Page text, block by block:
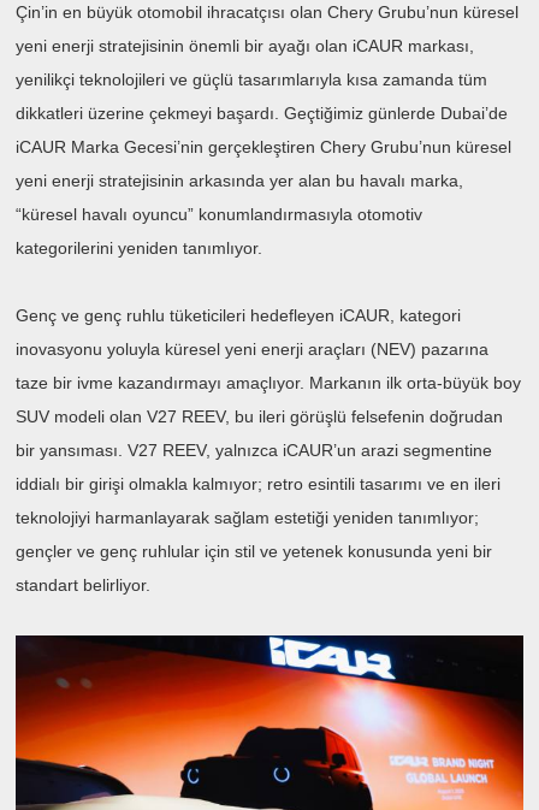
Çin’in en büyük otomobil ihracatçısı olan Chery Grubu’nun küresel
yeni enerji stratejisinin önemli bir ayağı olan iCAUR markası,
yenilikçi teknolojileri ve güçlü tasarımlarıyla kısa zamanda tüm
dikkatleri üzerine çekmeyi başardı. Geçtiğimiz günlerde Dubai’de
iCAUR Marka Gecesi’nin gerçekleştiren Chery Grubu’nun küresel
yeni enerji stratejisinin arkasında yer alan bu havalı marka,
“küresel havalı oyuncu” konumlandırmasıyla otomotiv
kategorilerini yeniden tanımlıyor.
Genç ve genç ruhlu tüketicileri hedefleyen iCAUR, kategori
inovasyonu yoluyla küresel yeni enerji araçları (NEV) pazarına
taze bir ivme kazandırmayı amaçlıyor. Markanın ilk orta-büyük boy
SUV modeli olan V27 REEV, bu ileri görüşlü felsefenin doğrudan
bir yansıması. V27 REEV, yalnızca iCAUR’un arazi segmentine
iddialı bir girişi olmakla kalmıyor; retro esintili tasarımı ve en ileri
teknolojiyi harmanlayarak sağlam estetiği yeniden tanımlıyor;
gençler ve genç ruhlular için stil ve yetenek konusunda yeni bir
standart belirliyor.